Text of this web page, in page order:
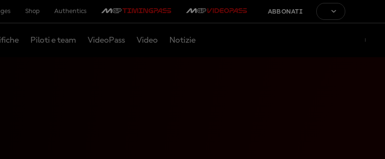
Shop Authentics ABBONATI
Piloti e team VideoPass Video Notizie